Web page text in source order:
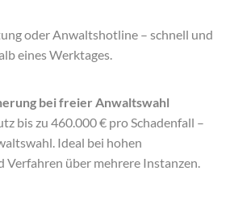
oder Anwaltshotline – schnell und
eines Werktages.
bei freier Anwaltswahl
bis zu 460.000 € pro Schadenfall –
Ideal bei hohen
Verfahren über mehrere Instanzen.